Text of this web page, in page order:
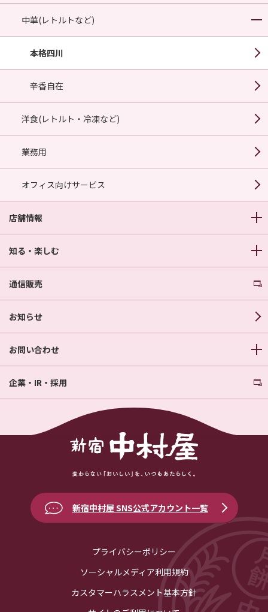
中華(レトルトなど)
本格四川
辛香自在
洋食(レトルト・冷凍など)
業務用
オフィス向けサービス
店舗情報
知る・楽しむ
通信販売
お知らせ
お問い合わせ
企業・IR・採用
新宿中村屋 SNS公式アカウント一覧
プライバシーポリシー
ソーシャルメディア利用規約
カスタマーハラスメント基本方針